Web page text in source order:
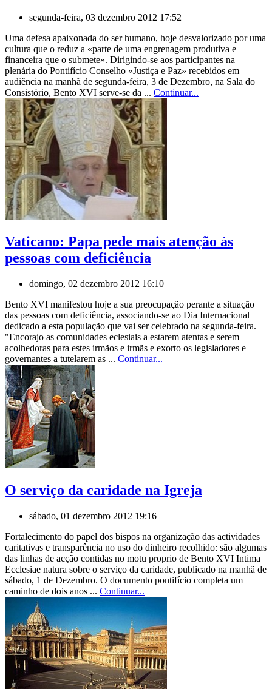
segunda-feira, 03 dezembro 2012 17:52
Uma defesa apaixonada do ser humano, hoje desvalorizado por uma
cultura que o reduz a «parte de uma engrenagem produtiva e
financeira que o submete». Dirigindo-se aos participantes na
plenária do Pontifício Conselho «Justiça e Paz» recebidos em
audiência na manhã de segunda-feira, 3 de Dezembro, na Sala do
Consistório, Bento XVI serve-se da ... Continuar...
Vaticano: Papa pede mais atenção às
pessoas com deficiência
domingo, 02 dezembro 2012 16:10
Bento XVI manifestou hoje a sua preocupação perante a situação
das pessoas com deficiência, associando-se ao Dia Internacional
dedicado a esta população que vai ser celebrado na segunda-feira.
"Encorajo as comunidades eclesiais a estarem atentas e serem
acolhedoras para estes irmãos e irmãs e exorto os legisladores e
governantes a tutelarem as ... Continuar...
O serviço da caridade na Igreja
sábado, 01 dezembro 2012 19:16
Fortalecimento do papel dos bispos na organização das actividades
caritativas e transparência no uso do dinheiro recolhido: são algumas
das linhas de acção contidas no motu proprio de Bento XVI Intima
Ecclesiae natura sobre o serviço da caridade, publicado na manhã de
sábado, 1 de Dezembro. O documento pontifício completa um
caminho de dois anos ... Continuar...